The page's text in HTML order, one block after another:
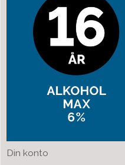
Din konto